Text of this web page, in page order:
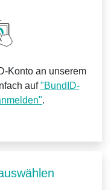
Konto an unserem
auf"BundID-
.